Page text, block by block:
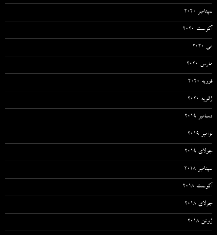
سپتامبر 2020
آگوست 2020
می 2020
مارس 2020
فوریه 2020
ژانویه 2020
دسامبر 2019
نوامبر 2019
جولای 2019
سپتامبر 2018
آگوست 2018
جولای 2018
ژوئن 2018